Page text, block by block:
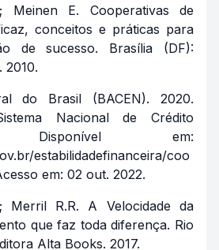
Meinen E. Cooperativas de
conceitos e práticas para
de sucesso. Brasília (DF):
2010.
do Brasil (BACEN). 2020.
Nacional de Crédito
Disponível em:
estabilidadefinanceira/coo
em: 02 out. 2022.
Merril R.R. A Velocidade da
que faz toda diferença. Rio
Alta Books. 2017.